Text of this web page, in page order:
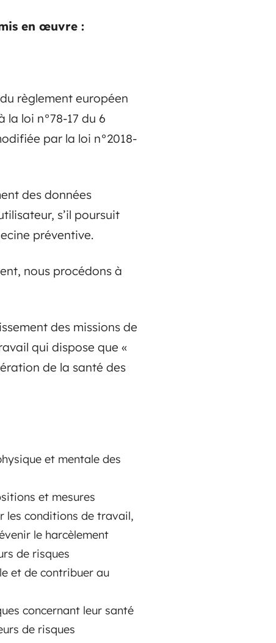
en œuvre :
règlement européen
la loi n°78-17 du 6
par la loi n°2018-
des données
s’il poursuit
préventive.
nous procédons à
des missions de
qui dispose que «
de la santé des
et mentale des
et mesures
les conditions de travail,
le harcèlement
de risques
et de contribuer au
concernant leur santé
de risques